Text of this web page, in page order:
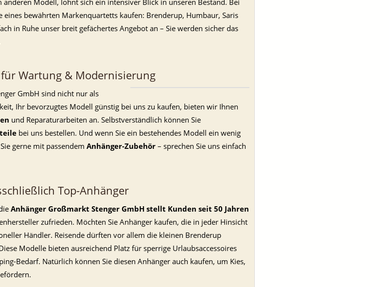
anderen Modell, lohnt sich ein intensiver Blick in unseren Bestand. Bei
eines bewährten Markenquartetts kaufen: Brenderup, Humbaur, Saris
in Ruhe unser breit gefächertes Angebot an – Sie werden sicher das
Wartung & Modernisierung
GmbH sind nicht nur als
Ihr bevorzugtes Modell günstig bei uns zu kaufen, bieten wir Ihnen
und Reparaturarbeiten an. Selbstverständlich können Sie
bei uns bestellen. Und wenn Sie ein bestehendes Modell ein wenig
gerne mit passendem Anhänger-Zubehör – sprechen Sie uns einfach
Top-Anhänger
Anhänger Großmarkt Stenger GmbH stellt Kunden seit 50 Jahren
zufrieden. Möchten Sie Anhänger kaufen, die in jeder Hinsicht
Händler. Reisende dürften vor allem die kleinen Brenderup
Modelle bieten ausreichend Platz für sperrige Urlaubsaccessoires
Bedarf. Natürlich können Sie diesen Anhänger auch kaufen, um Kies,